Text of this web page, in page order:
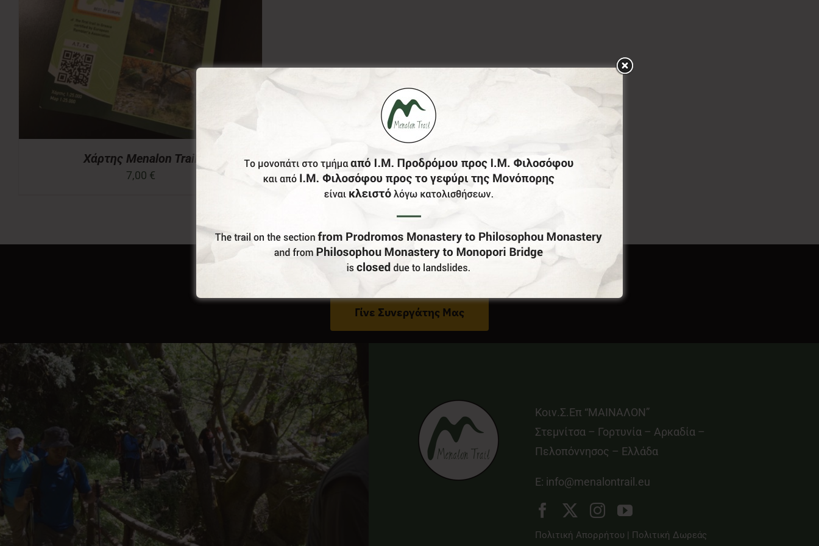
Χάρτης Menalon Trail
7,00 €
Έχεις Επιχείρηση Στο Δήμο Γορτυνίας;
Γίνε Συνεργάτης Μας
Κοιν.Σ.Επ “ΜΑΙΝΑΛΟΝ”
Στεμνίτσα – Γορτυνία – Αρκαδία –
Πελοπόννησος – Ελλάδα
E: info@menalontrail.eu
Πολιτική Απορρήτου | Πολιτική Δωρεάς